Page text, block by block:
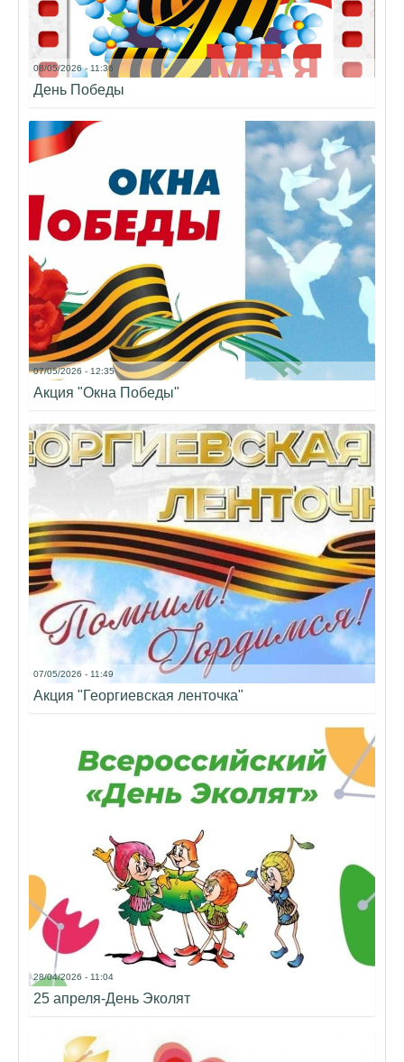
08/05/2026 - 11:36
День Победы
07/05/2026 - 12:35
Акция "Окна Победы"
07/05/2026 - 11:49
Акция "Георгиевская ленточка"
28/04/2026 - 11:04
25 апреля-День Эколят